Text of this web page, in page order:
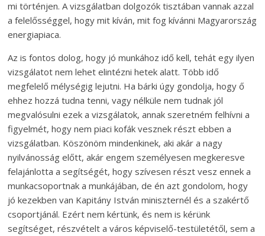
mi történjen. A vizsgálatban dolgozók tisztában vannak azzal
a felelősséggel, hogy mit kíván, mit fog kívánni Magyarország
energiapiaca.
Az is fontos dolog, hogy jó munkához idő kell, tehát egy ilyen
vizsgálatot nem lehet elintézni hetek alatt. Több idő
megfelelő mélységig lejutni. Ha bárki úgy gondolja, hogy ő
ehhez hozzá tudna tenni, vagy nélküle nem tudnak jól
megvalósulni ezek a vizsgálatok, annak szeretném felhívni a
figyelmét, hogy nem piaci kofák vesznek részt ebben a
vizsgálatban. Köszönöm mindenkinek, aki akár a nagy
nyilvánosság előtt, akár engem személyesen megkeresve
felajánlotta a segítségét, hogy szívesen részt vesz ennek a
munkacsoportnak a munkájában, de én azt gondolom, hogy
jó kezekben van Kapitány István miniszternél és a szakértő
csoportjánál. Ezért nem kértünk, és nem is kérünk
segítséget, részvételt a város képviselő-testületétől, sem a